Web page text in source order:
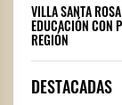
VILLA SANTA
EDUCACIÓN CON
REGIÓN
DESTACADAS